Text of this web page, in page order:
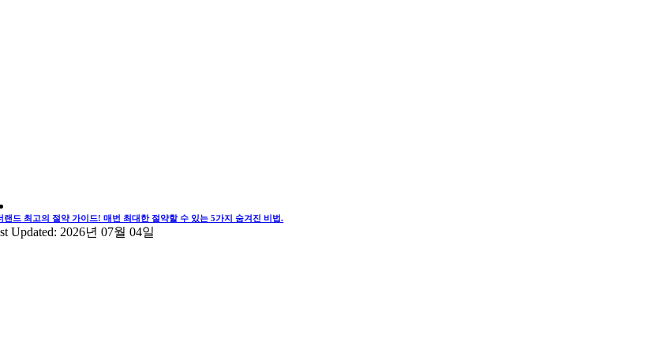
랜드 최고의 절약 가이드! 매번 최대한 절약할 수 있는 5가지 숨겨진 비법.
Updated: 2026년 07월 04일